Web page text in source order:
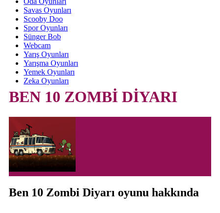
Savas Oyunları
Scooby Doo
Spor Oyunları
Sünger Bob
Webcam
Yarış Oyunları
Yarışma Oyunları
Yemek Oyunları
Zeka Oyunları
BEN 10 ZOMBİ DİYARI
Ben 10 Zombi Diyarı oyunu hakkında